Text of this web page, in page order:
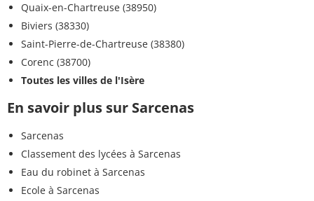
Quaix-en-Chartreuse (38950)
Biviers (38330)
Saint-Pierre-de-Chartreuse (38380)
Corenc (38700)
Toutes les villes de l'Isère
En savoir plus sur Sarcenas
Sarcenas
Classement des lycées à Sarcenas
Eau du robinet à Sarcenas
Ecole à Sarcenas